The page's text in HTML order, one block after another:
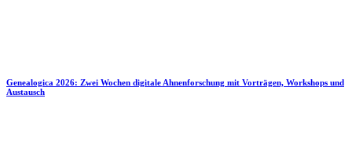
Genealogica 2026: Zwei Wochen digitale Ahnenforschung mit Vorträgen, Workshops und
Austausch